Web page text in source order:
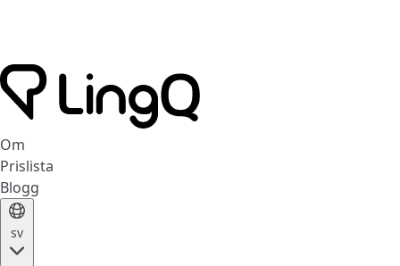
Om
Prislista
Blogg
sv